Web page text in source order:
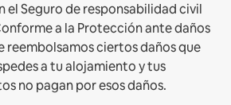
el Seguro de responsabilidad civil
a la Protección ante daños
reembolsamos ciertos daños que
a tu alojamiento y tus
no pagan por esos daños.